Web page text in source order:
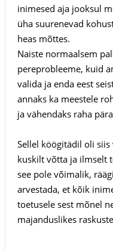
inimesed aja jooksul
üha suurenevad
heas mõttes.
Naiste normaalsem
pereprobleeme, kuid
valida ja enda eest
annaks ka meestele
ja vähendaks raha
Sellel köögitädil oli
kuskilt võtta ja ilmselt
see pole võimalik,
arvestada, et kõik
toetusele sest mõnel
majanduslikes